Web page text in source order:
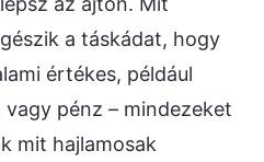
a táskádat, hogy
értékes, például
pénz – mindezeket
mit hajlamosak